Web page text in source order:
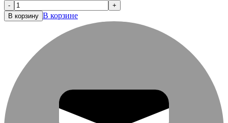
-
+
В корзину В корзине